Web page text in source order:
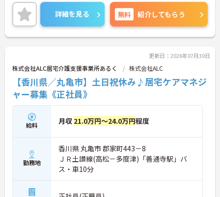
13日もあり、プライベートを大切にしながらご勤務
いただけます。
ご興味のある方には、面接対策ポイントなど、さら
詳細を見る 無料 紹介してもらう
更新日：2026年07月30日
株式会社ALC居宅介護支援事業所あるく 株式会社ALC
【香川県／丸亀市】土日祝休み♪居宅ケアマネジ
ャー募集《正社員》
給料 月収 21.0万円～24.0万円程度
勤務地
香川県 丸亀市 郡家町443－8
ＪＲ土讃線(高松－多度津)「善通寺駅」バ
ス・車10分